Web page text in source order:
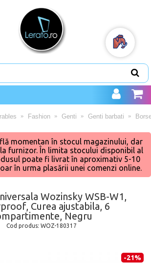
Fashion Genti Genti barbati
momentan în stocul magazinului, dar
furnizor. În limita stocului disponibil al
poate fi livrat în aproximativ 5-10
în urma plasării unei comenzi online.
Wozinsky WSB-W1,
Curea ajustabila, 6
Negru
Cod produs: WOZ-180317
-21%